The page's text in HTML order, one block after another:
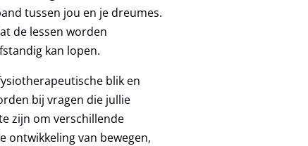
tussen jou en je dreumes.
de lessen worden
kan lopen.
blik en
bij vragen die jullie
zijn om verschillende
ontwikkeling van bewegen,